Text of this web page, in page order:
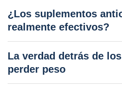
¿Los suplementos
realmente efectivos?
La verdad detrás de
perder peso